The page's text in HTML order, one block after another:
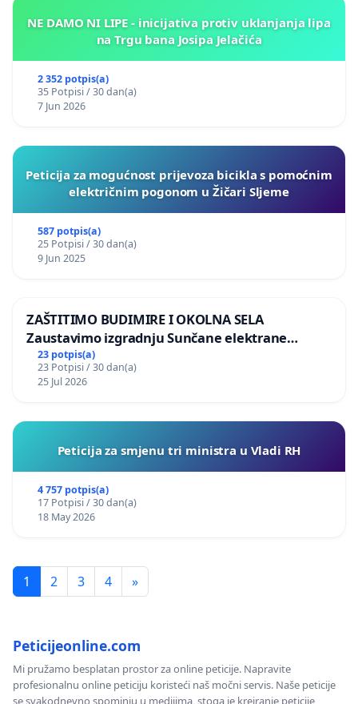
NE DAMO NI LIPE - inicijativa protiv uklanjanja lipa
na Trgu bana Josipa Jelačića
2 352 potpis(a)
35 Potpisi / 30 dan(a)
7 Jun 2026
Peticija za mogućnost prijevoza bicikla s pomoćnim
električnim pogonom u Žičari Sljeme
587 potpis(a)
25 Potpisi / 30 dan(a)
9 Jun 2025
ZAŠTITIMO BUDIMIRE I OKOLNA SELA
Zaustavimo izgradnju Sunčane elektrane
Vedrine na području Ugljana
23 potpis(a)
23 Potpisi / 30 dan(a)
25 Jul 2026
Peticija za smjenu tri ministra u Vladi RH
4 757 potpis(a)
17 Potpisi / 30 dan(a)
18 May 2026
1 2 3 4 »
Peticijeonline.com
Mi pružamo besplatan prostor za online peticije. Napravite
profesionalnu online peticiju koristeći naš močni servis. Naše peticije
se svakodnevno spominju u medijima, stoga je kreiranje peticije